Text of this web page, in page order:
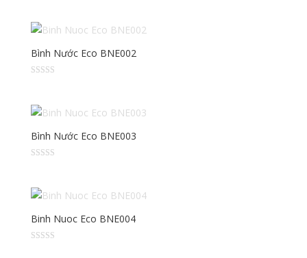
2.33
5 sao
Bình Nước Eco BNE002
2.75
5 sao
Bình Nước Eco BNE003
2.50
5 sao
Binh Nuoc Eco BNE004